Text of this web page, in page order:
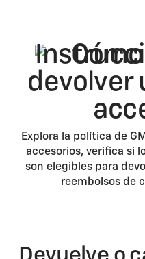
devolver
Explora la política de
accesorios, verifica si
son elegibles para
reembolsos de